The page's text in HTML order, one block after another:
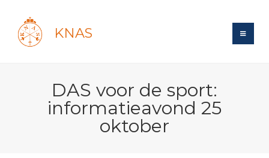
KNAS
Schermen
DAS voor de sport:
informatieavond 25
oktober